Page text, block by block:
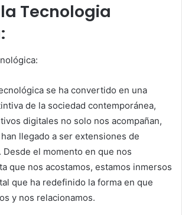
Tecnologia
se ha convertido en una
de la sociedad contemporánea,
digitales no solo nos acompañan,
llegado a ser extensiones de
el momento en que nos
que nos acostamos, estamos inmersos
que ha redefinido la forma en que
y nos relacionamos.